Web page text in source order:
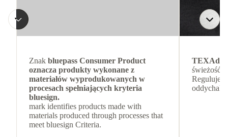
Znak bluepass Consumer Product
oznacza produkty wykonane z
materiałów wyprodukowanych w
procesach spełniających kryteria
bluesign.
mark identifies products made with
materials produced through processes that
meet bluesign Criteria.
TEXAdri
świeżość
Reguluje